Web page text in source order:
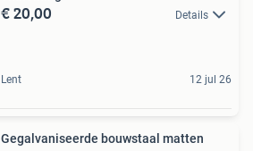
€ 20,00 Details
Lent 12 jul 26
Gegalvaniseerde bouwstaal matten